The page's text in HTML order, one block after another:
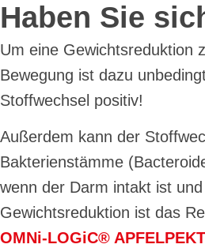
Haben Sie
Um eine Gewichtsreduktion
Bewegung ist dazu
Stoffwechsel positiv!
Außerdem kann der
Bakterienstämme
wenn der Darm intakt ist
Gewichtsreduktion ist das
OMNi-LOGiC®